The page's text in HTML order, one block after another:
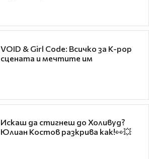
VOID & Girl Code: Всичко за K-pop
сцената и мечтите им
Искаш да стигнеш до Холивуд?
Юлиан Костов разкрива как!👀💥